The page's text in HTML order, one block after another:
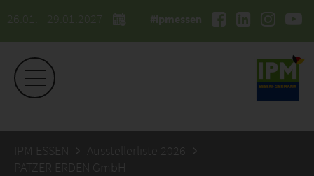
26.01. - 29.01.2027 #ipmessen
IPM ESSEN
Ausstellerliste 2026
PATZER ERDEN GmbH